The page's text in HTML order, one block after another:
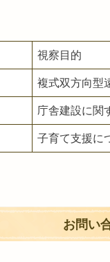
視察目的
複式双方向型
庁舎建設に関
子育て支援に
お問い